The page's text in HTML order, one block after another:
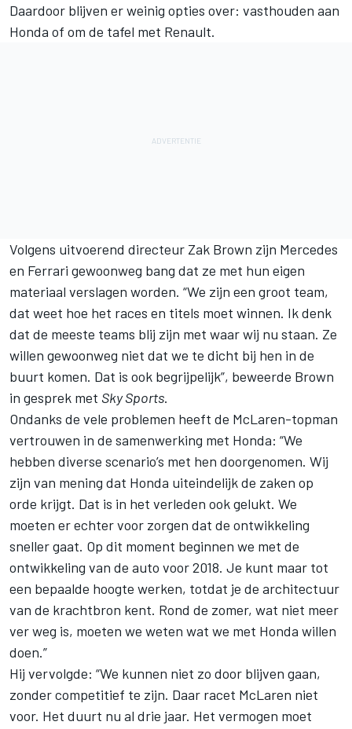
Daardoor blijven er weinig opties over: vasthouden aan
Honda of om de tafel met Renault.
Volgens uitvoerend directeur Zak Brown zijn Mercedes
en Ferrari gewoonweg bang dat ze met hun eigen
materiaal verslagen worden. “We zijn een groot team,
dat weet hoe het races en titels moet winnen. Ik denk
dat de meeste teams blij zijn met waar wij nu staan. Ze
willen gewoonweg niet dat we te dicht bij hen in de
buurt komen. Dat is ook begrijpelijk”, beweerde Brown
in gesprek met Sky Sports.
Ondanks de vele problemen heeft de McLaren-topman
vertrouwen in de samenwerking met Honda: “We
hebben diverse scenario’s met hen doorgenomen. Wij
zijn van mening dat Honda uiteindelijk de zaken op
orde krijgt. Dat is in het verleden ook gelukt. We
moeten er echter voor zorgen dat de ontwikkeling
sneller gaat. Op dit moment beginnen we met de
ontwikkeling van de auto voor 2018. Je kunt maar tot
een bepaalde hoogte werken, totdat je de architectuur
van de krachtbron kent. Rond de zomer, wat niet meer
ver weg is, moeten we weten wat we met Honda willen
doen.”
Hij vervolgde: “We kunnen niet zo door blijven gaan,
zonder competitief te zijn. Daar racet McLaren niet
voor. Het duurt nu al drie jaar. Het vermogen moet